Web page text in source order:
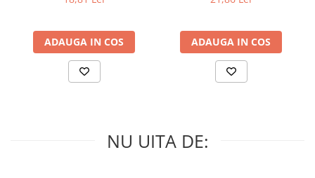
ADAUGA IN COS ADAUGA IN COS
NU UITA DE: